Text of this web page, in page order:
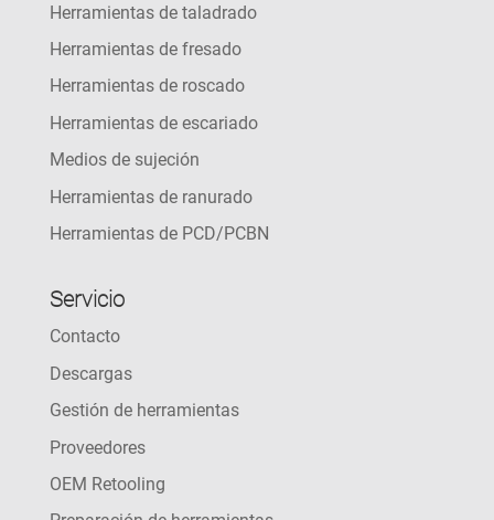
Herramientas de taladrado
Herramientas de fresado
Herramientas de roscado
Herramientas de escariado
Medios de sujeción
Herramientas de ranurado
Herramientas de PCD/PCBN
Servicio
Contacto
Descargas
Gestión de herramientas
Proveedores
OEM Retooling